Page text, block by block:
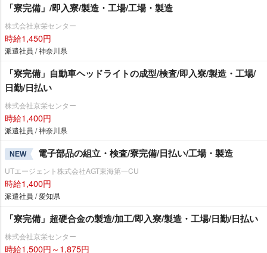
「寮完備」/即入寮/製造・工場/工場・製造
株式会社京栄センター
時給1,450円
派遣社員 / 神奈川県
「寮完備」自動車ヘッドライトの成型/検査/即入寮/製造・工場/
日勤/日払い
株式会社京栄センター
時給1,400円
派遣社員 / 神奈川県
NEW 電子部品の組立・検査/寮完備/日払い/工場・製造
UTエージェント株式会社AGT東海第一CU
時給1,400円
派遣社員 / 愛知県
「寮完備」超硬合金の製造/加工/即入寮/製造・工場/日勤/日払い
株式会社京栄センター
時給1,500円～1,875円